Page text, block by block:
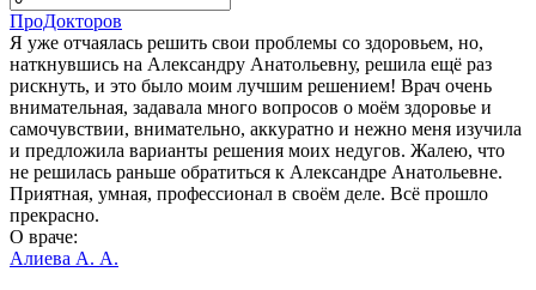
ПроДокторов
Я уже отчаялась решить свои проблемы со здоровьем, но,
наткнувшись на Александру Анатольевну, решила ещё раз
рискнуть, и это было моим лучшим решением! Врач очень
внимательная, задавала много вопросов о моём здоровье и
самочувствии, внимательно, аккуратно и нежно меня изучила
и предложила варианты решения моих недугов. Жалею, что
не решилась раньше обратиться к Александре Анатольевне.
Приятная, умная, профессионал в своём деле. Всё прошло
прекрасно.
О враче:
Алиева А. А.